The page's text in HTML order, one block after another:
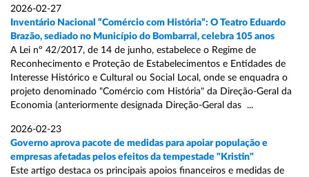
2026-02-27
Inventário Nacional “Comércio com História”: O Teatro Eduardo
Brazão, sediado no Município do Bombarral, celebra 105 anos
A Lei nº 42/2017, de 14 de junho, estabelece o Regime de
Reconhecimento e Proteção de Estabelecimentos e Entidades de
Interesse Histórico e Cultural ou Social Local, onde se enquadra o
projeto denominado "Comércio com História" da Direção-Geral da
Economia (anteriormente designada Direção-Geral das ...
2026-02-23
Governo aprova pacote de medidas para apoiar população e
empresas afetadas pelos efeitos da tempestade "Kristin"
Este artigo destaca os principais apoios financeiros e medidas de